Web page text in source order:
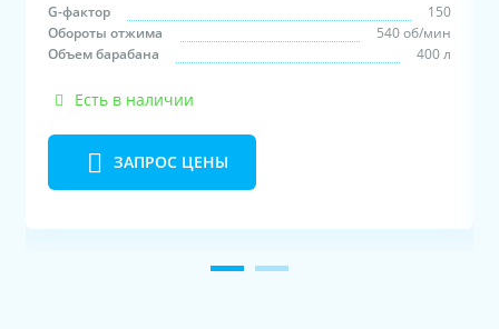
G-фактор
150
Обороты отжима
540 об/мин
Объем барабана
400 л
Есть в наличии
ЗАПРОС ЦЕНЫ